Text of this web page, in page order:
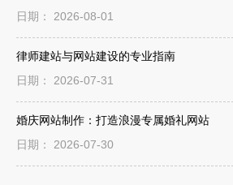
日期： 2026-08-01
律师建站与网站建设的专业指南
日期： 2026-07-31
婚庆网站制作：打造浪漫专属婚礼网站
日期： 2026-07-30